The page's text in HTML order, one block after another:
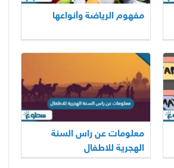
مفهوم الرياضة وأنواعها
معلومات عن راس السنة
الهجرية للاطفال